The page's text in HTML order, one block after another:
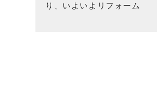
り、いよいよリフォーム